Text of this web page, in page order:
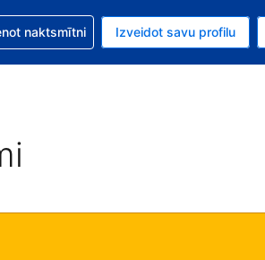
valūta ir Eiro.
pašreizējā valoda ir Latviski.
palīdzību saistībā ar savu
naktsmītni Izveidot savu profilu